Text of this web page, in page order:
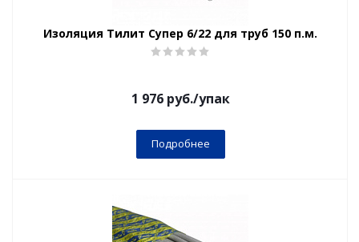
Изоляция Тилит Супер 6/22 для труб 150 п.м.
1 976руб./упак
Подробнее